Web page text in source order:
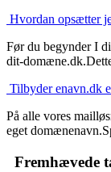
Hvordan opsætter
Før du begynder I
dit-
Tilbyder enavn.dk
På alle vores
eget
Fremhævede